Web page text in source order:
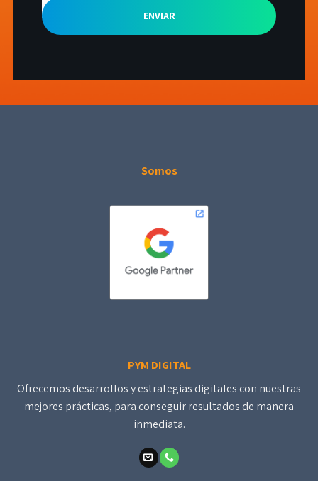
ENVIAR
Somos
PYM DIGITAL
Ofrecemos desarrollos y estrategias digitales con nuestras
mejores prácticas, para conseguir resultados de manera
inmediata.